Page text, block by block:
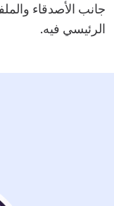
جانب الأصدقاء
الرئيسي فيه.